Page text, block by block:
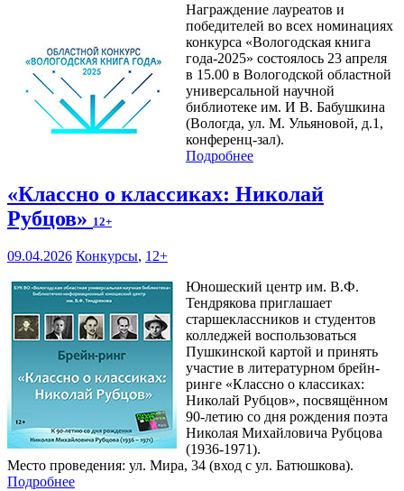
Награждение лауреатов и
победителей во всех номинациях
конкурса «Вологодская книга
года-2025» состоялось 23 апреля
в 15.00 в Вологодской областной
универсальной научной
библиотеке им. И В. Бабушкина
(Вологда, ул. М. Ульяновой, д.1,
конференц-зал).
Подробнее
«Классно о классиках: Николай
Рубцов» 12+
09.04.2026 Конкурсы, 12+
Юношеский центр им. В.Ф.
Тендрякова приглашает
старшеклассников и студентов
колледжей воспользоваться
Пушкинской картой и принять
участие в литературном брейн-
ринге «Классно о классиках:
Николай Рубцов», посвящённом
90-летию со дня рождения поэта
Николая Михайловича Рубцова
(1936-1971).
Место проведения: ул. Мира, 34 (вход с ул. Батюшкова).
Подробнее